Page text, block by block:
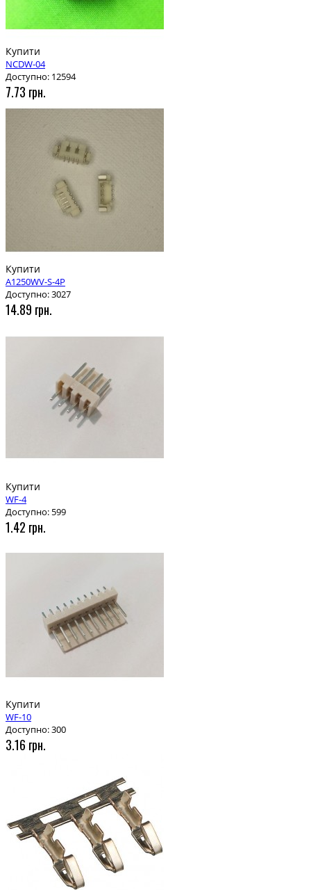
Купити
NCDW-04
Доступно: 12594
7.73 грн.
Купити
A1250WV-S-4P
Доступно: 3027
14.89 грн.
Купити
WF-4
Доступно: 599
1.42 грн.
Купити
WF-10
Доступно: 300
3.16 грн.